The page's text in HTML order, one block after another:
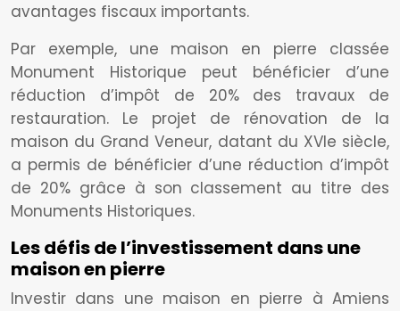
avantages fiscaux importants.
Par exemple, une maison en pierre classée
Monument Historique peut bénéficier d’une
réduction d’impôt de 20% des travaux de
restauration. Le projet de rénovation de la
maison du Grand Veneur, datant du XVIe siècle,
a permis de bénéficier d’une réduction d’impôt
de 20% grâce à son classement au titre des
Monuments Historiques.
Les défis de l’investissement dans une
maison en pierre
Investir dans une maison en pierre à Amiens